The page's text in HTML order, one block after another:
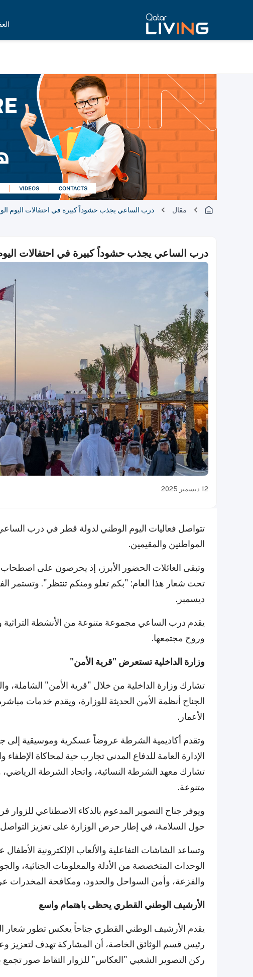
مقال درب الساعي يجذب حشوداً كبيرة في احتفالات اليوم
درب الساعي يجذب حشوداً كبيرة في احتفالات
12 ديسمبر 2025
تتواصل فعاليات اليوم الوطني لدولة قطر في درب
المواطنين والمقيمين.
وتبقى العائلات الحضور الأبرز، إذ يحرصون على اصطحاب
ديسمبر.
يقدم درب الساعي مجموعة متنوعة من الأنشطة التراثية
وروح مجتمعها.
وزارة الداخلية تستعرض "قرية الأمن"
الجناح أنظمة الأمن الحديثة للوزارة، ويقدم خدمات
الأعمار.
وتقدم أكاديمية الشرطة عروضاً عسكرية وموسيقية إلى
الإدارة العامة للدفاع المدني تجارب حية لمحاكاة
تشارك معهد الشرطة النسائية، واتحاد الشرطة
متنوعة.
ويوفر جناح التصوير المدعوم بالذكاء الاصطناعي
حول السلامة، في إطار حرص الوزارة على تعزيز
وتساعد الشاشات التفاعلية والألعاب الإلكترونية
الوحدات المتخصصة من الأدلة والمعلومات الجنائية،
والفزعة، وأمن السواحل والحدود، ومكافحة
الأرشيف الوطني القطري يحظى باهتمام واسع
يقدم الأرشيف الوطني القطري جناحاً يعكس تطور شعار
رئيس قسم الوثائق الخاصة، أن المشاركة تهدف لتعزيز
ركن التصوير الشعبي "العكاس" للزوار التقاط صور تجمع